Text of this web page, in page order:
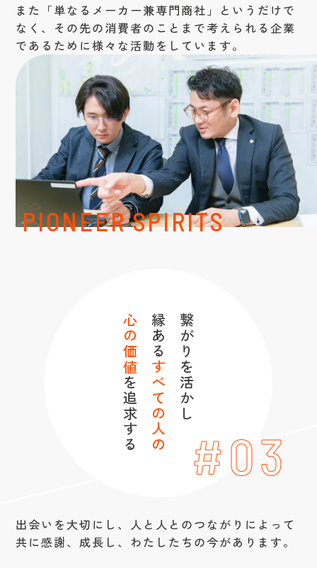
また「単なるメーカー兼専門商社」というだけで
なく、その先の消費者のことまで考えられる企業
であるために様々な活動をしています。
PIONEER SPIRITS
繋がりを活かし
縁ある
すべての人の
心の価値
を追求する
#03
出会いを大切にし、人と人とのつながりによって
共に感謝、成長し、わたしたちの今があります。